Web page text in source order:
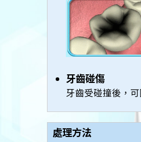
牙齒碰傷
牙齒受碰撞後，
處理方法